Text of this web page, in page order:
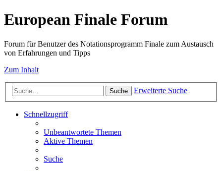
European Finale Forum
Forum für Benutzer des Notationsprogramm Finale zum Austausch
von Erfahrungen und Tipps
Zum Inhalt
Suche Erweiterte Suche
Schnellzugriff
Unbeantwortete Themen
Aktive Themen
Suche